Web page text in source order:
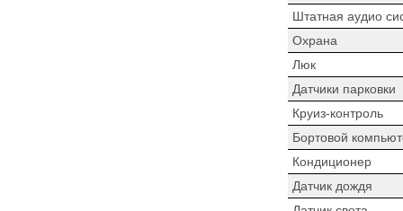
Штатная аудио
Охрана
Люк
Датчики парковки
Круиз-контроль
Бортовой
Кондиционер
Датчик дождя